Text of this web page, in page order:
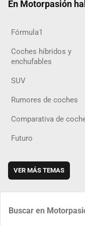
En Motorpasión
Fórmula1
Coches híbridos y
enchufables
SUV
Rumores de coches
Comparativa de
Futuro
VER MÁS TEMAS